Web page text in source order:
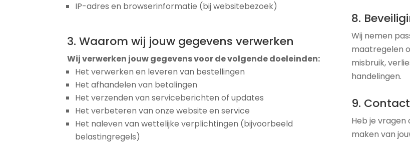
IP-adres en browserinformatie (bij websitebezoek)
3. Waarom wij jouw gegevens verwerken
Wij verwerken jouw gegevens voor de volgende doeleinden:
Het verwerken en leveren van bestellingen
Het afhandelen van betalingen
Het verzenden van serviceberichten of updates
Het verbeteren van onze website en service
Het naleven van wettelijke verplichtingen (bijvoorbeeld
belastingregels)
8.
Wij nemen
maatregelen
misbruik,
handelingen.
9. Contact
Heb je
maken van